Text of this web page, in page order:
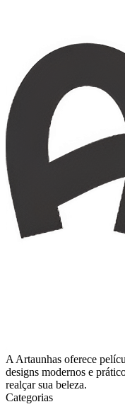
A Artaunhas oferece
designs modernos e
realçar sua beleza.
Categorias